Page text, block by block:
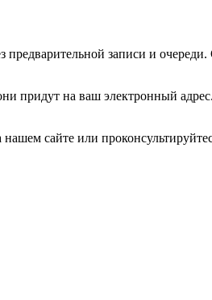
предварительной записи и
придут на ваш электронный
сайте или